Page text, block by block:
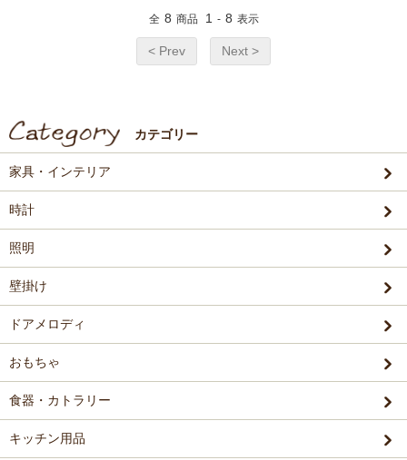
全 8 商品 1 - 8 表示
< Prev Next >
カテゴリー
家具・インテリア
時計
照明
壁掛け
ドアメロディ
おもちゃ
食器・カトラリー
キッチン用品